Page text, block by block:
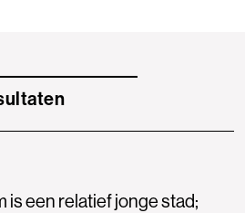
is een relatief jonge stad;